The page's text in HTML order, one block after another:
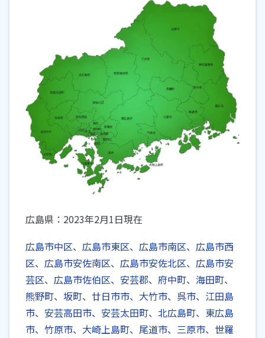
広島県：2023年2月1日現在
広島市中区、広島市東区、広島市南区、広島市西
区、広島市安佐南区、広島市安佐北区、広島市安
芸区、広島市佐伯区、安芸郡、府中町、海田町、
熊野町、坂町、廿日市市、大竹市、呉市、江田島
市、安芸高田市、安芸太田町、北広島町、東広島
市、竹原市、大崎上島町、尾道市、三原市、世羅